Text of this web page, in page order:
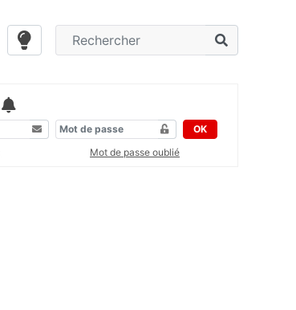
OK
Mot de passe oublié